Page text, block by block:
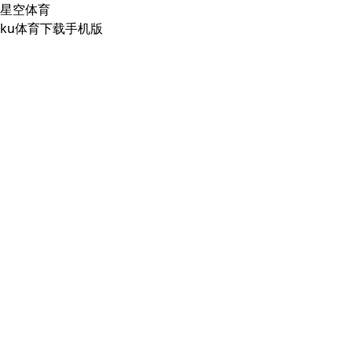
星空体育
ku体育下载手机版